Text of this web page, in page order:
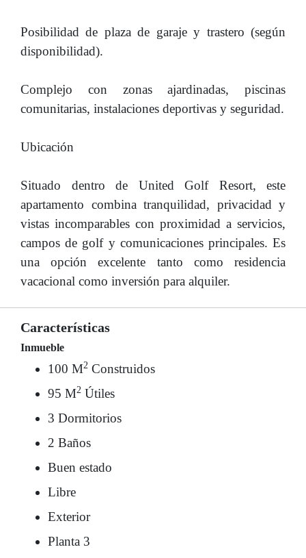
Posibilidad de plaza de garaje y trastero (según
disponibilidad).
Complejo con zonas ajardinadas, piscinas
comunitarias, instalaciones deportivas y seguridad.
Ubicación
Situado dentro de United Golf Resort, este
apartamento combina tranquilidad, privacidad y
vistas incomparables con proximidad a servicios,
campos de golf y comunicaciones principales. Es
una opción excelente tanto como residencia
vacacional como inversión para alquiler.
Características
Inmueble
100 M2 Construidos
95 M2 Útiles
3 Dormitorios
2 Baños
Buen estado
Libre
Exterior
Planta 3